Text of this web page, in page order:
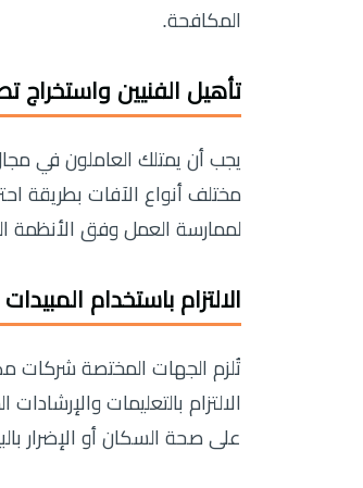
المكافحة.
تأهيل الفنيين واستخراج
يجب أن يمتلك العاملون في
مختلف أنواع الآفات بطريقة
لممارسة العمل وفق الأنظمة
الالتزام باستخدام
تُلزم الجهات المختصة شركات
الالتزام بالتعليمات
على صحة السكان أو الإضرار